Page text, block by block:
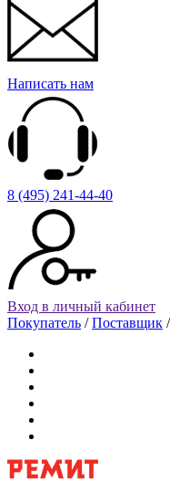
Написать нам
8 (495) 241-44-40
Вход в личный кабинет
Покупатель /Поставщик /